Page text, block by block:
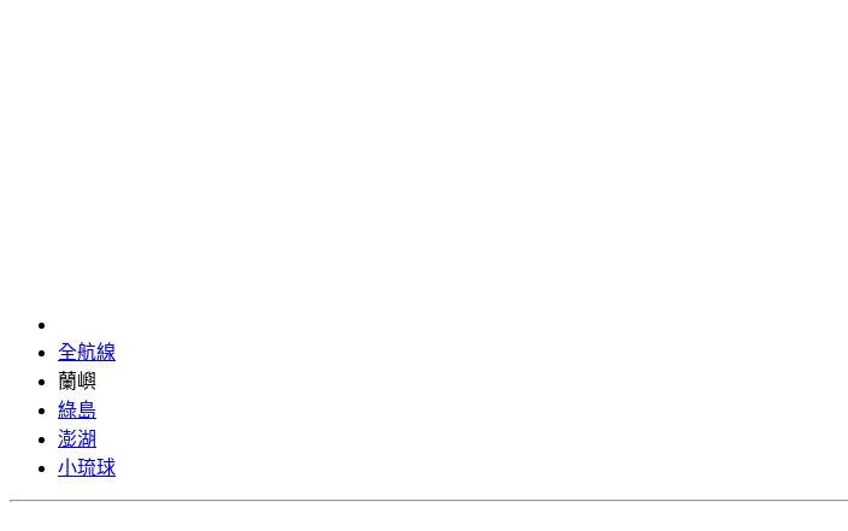
全航線
蘭嶼
綠島
澎湖
小琉球